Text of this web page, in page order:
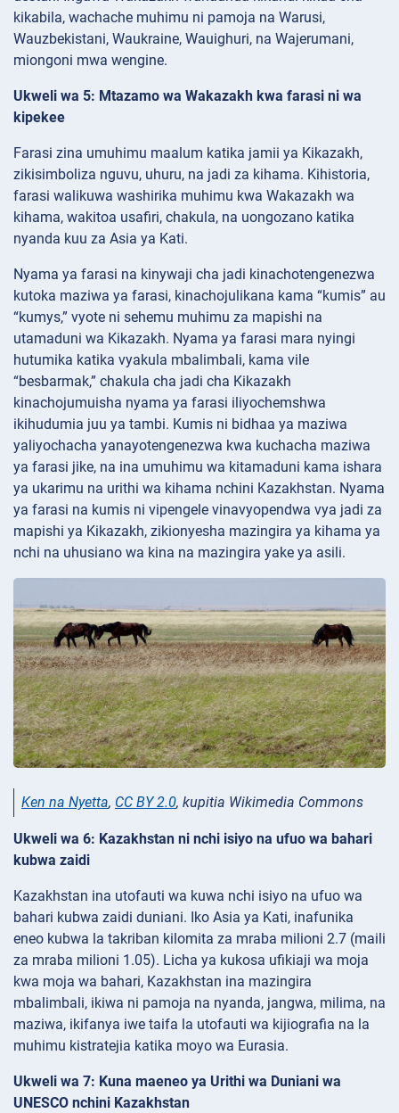
kikabila, wachache muhimu ni pamoja na Warusi,
Wauzbekistani, Waukraine, Wauighuri, na Wajerumani,
miongoni mwa wengine.
Ukweli wa 5: Mtazamo wa Wakazakh kwa farasi ni wa
kipekee
Farasi zina umuhimu maalum katika jamii ya Kikazakh,
zikisimboliza nguvu, uhuru, na jadi za kihama. Kihistoria,
farasi walikuwa washirika muhimu kwa Wakazakh wa
kihama, wakitoa usafiri, chakula, na uongozano katika
nyanda kuu za Asia ya Kati.
Nyama ya farasi na kinywaji cha jadi kinachotengenezwa
kutoka maziwa ya farasi, kinachojulikana kama “kumis” au
“kumys,” vyote ni sehemu muhimu za mapishi na
utamaduni wa Kikazakh. Nyama ya farasi mara nyingi
hutumika katika vyakula mbalimbali, kama vile
“besbarmak,” chakula cha jadi cha Kikazakh
kinachojumuisha nyama ya farasi iliyochemshwa
ikihudumia juu ya tambi. Kumis ni bidhaa ya maziwa
yaliyochacha yanayotengenezwa kwa kuchacha maziwa
ya farasi jike, na ina umuhimu wa kitamaduni kama ishara
ya ukarimu na urithi wa kihama nchini Kazakhstan. Nyama
ya farasi na kumis ni vipengele vinavyopendwa vya jadi za
mapishi ya Kikazakh, zikionyesha mazingira ya kihama ya
nchi na uhusiano wa kina na mazingira yake ya asili.
Ken na Nyetta, CC BY 2.0, kupitia Wikimedia Commons
Ukweli wa 6: Kazakhstan ni nchi isiyo na ufuo wa bahari
kubwa zaidi
Kazakhstan ina utofauti wa kuwa nchi isiyo na ufuo wa
bahari kubwa zaidi duniani. Iko Asia ya Kati, inafunika
eneo kubwa la takriban kilomita za mraba milioni 2.7 (maili
za mraba milioni 1.05). Licha ya kukosa ufikiaji wa moja
kwa moja wa bahari, Kazakhstan ina mazingira
mbalimbali, ikiwa ni pamoja na nyanda, jangwa, milima, na
maziwa, ikifanya iwe taifa la utofauti wa kijiografia na la
muhimu kistratejia katika moyo wa Eurasia.
Ukweli wa 7: Kuna maeneo ya Urithi wa Duniani wa
UNESCO nchini Kazakhstan